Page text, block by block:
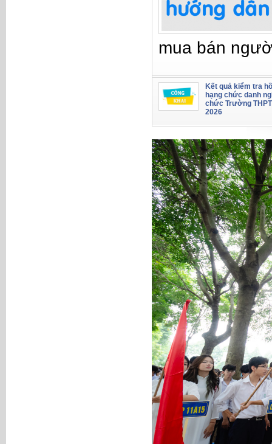
mua bán
Kết quả kiểm tra
hạng chức danh
chức Trường
2026